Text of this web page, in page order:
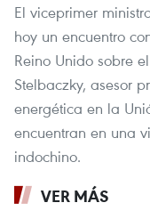
El viceprimer
hoy un encuentro
Reino Unido sobre
Stelbaczky, asesor
energética en la
encuentran en una
indochino.
VER MÁS